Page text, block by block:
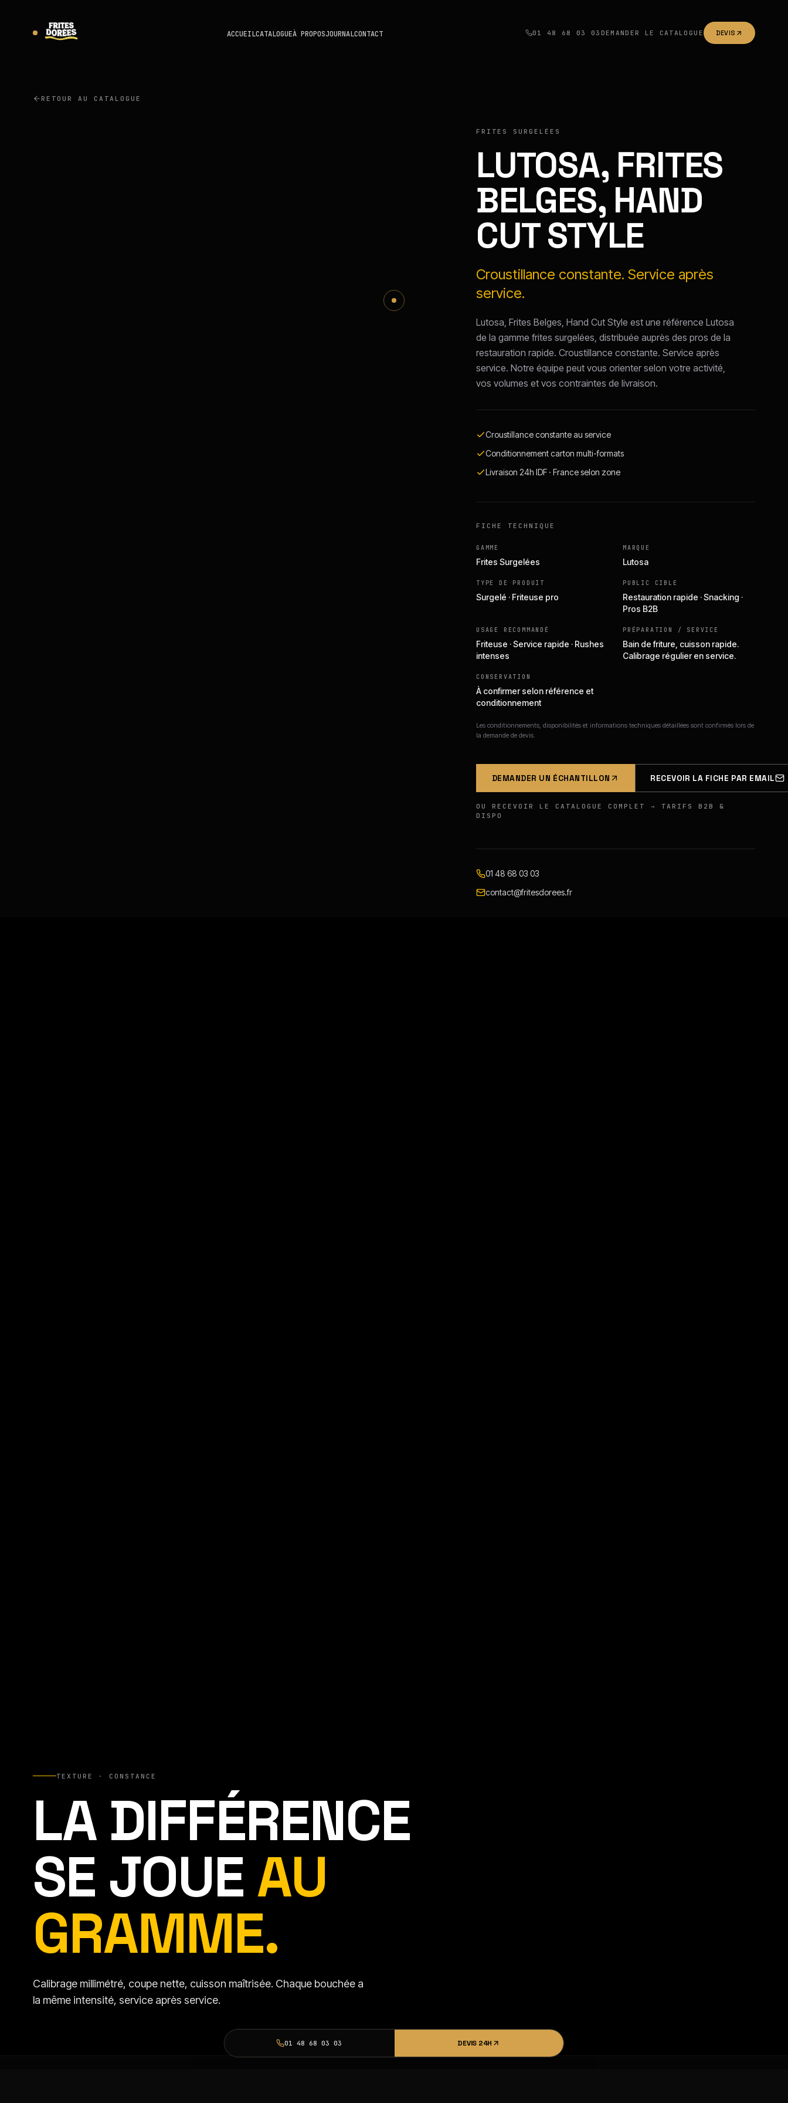
ACCUEILCATALOGUEÀ PROPOSJOURNALCONTACT 01 48 68 03 03 DEMANDER LE CATALOGUE DEVIS
RETOUR AU CATALOGUE
FRITES SURGELÉES
LUTOSA, FRITES
BELGES, HAND
CUT STYLE
Croustillance constante. Service après
service.
Lutosa, Frites Belges, Hand Cut Style est une référence Lutosa
de la gamme frites surgelées, distribuée auprès des pros de la
restauration rapide. Croustillance constante. Service après
service. Notre équipe peut vous orienter selon votre activité,
vos volumes et vos contraintes de livraison.
Croustillance constante au service
Conditionnement carton multi-formats
Livraison 24h IDF · France selon zone
FICHE TECHNIQUE
GAMME
Frites Surgelées
MARQUE
Lutosa
TYPE DE PRODUIT
Surgelé · Friteuse pro
PUBLIC CIBLE
Restauration rapide · Snacking ·
Pros B2B
USAGE RECOMMANDÉ
Friteuse · Service rapide · Rushes
intenses
PRÉPARATION / SERVICE
Bain de friture, cuisson rapide.
Calibrage régulier en service.
CONSERVATION
À confirmer selon référence et
conditionnement
Les conditionnements, disponibilités et informations techniques détaillées sont confirmés lors de
la demande de devis.
DEMANDER UN ÉCHANTILLON RECEVOIR LA FICHE PAR EMAIL
OU RECEVOIR LE CATALOGUE COMPLET → TARIFS B2B &
DISPO
01 48 68 03 03
contact@fritesdorees.fr
TEXTURE · CONSTANCE
LA DIFFÉRENCE
SE JOUEAU
GRAMME.
Calibrage millimétré, coupe nette, cuisson maîtrisée. Chaque bouchée a
la même intensité, service après service.
01 48 68 03 03 DEVIS 24H